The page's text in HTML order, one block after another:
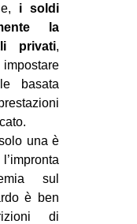
i soldi
la
privati,
basata
una è
sul
è ben
di